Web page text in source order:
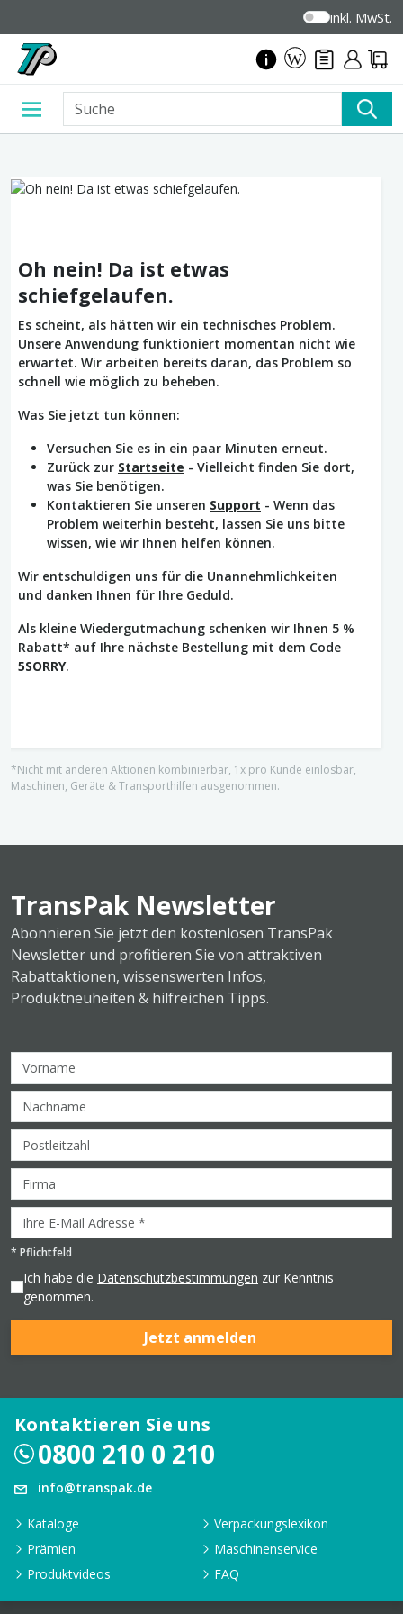
inkl. MwSt.
Oh nein! Da ist etwas
schiefgelaufen.
Es scheint, als hätten wir ein technisches Problem.
Unsere Anwendung funktioniert momentan nicht wie
erwartet. Wir arbeiten bereits daran, das Problem so
schnell wie möglich zu beheben.
Was Sie jetzt tun können:
Versuchen Sie es in ein paar Minuten erneut.
Zurück zur Startseite - Vielleicht finden Sie dort,
was Sie benötigen.
Kontaktieren Sie unseren Support - Wenn das
Problem weiterhin besteht, lassen Sie uns bitte
wissen, wie wir Ihnen helfen können.
Wir entschuldigen uns für die Unannehmlichkeiten
und danken Ihnen für Ihre Geduld.
Als kleine Wiedergutmachung schenken wir Ihnen 5 %
Rabatt* auf Ihre nächste Bestellung mit dem Code
5SORRY.
*Nicht mit anderen Aktionen kombinierbar, 1x pro Kunde einlösbar,
Maschinen, Geräte & Transporthilfen ausgenommen.
TransPak Newsletter
Abonnieren Sie jetzt den kostenlosen TransPak
Newsletter und profitieren Sie von attraktiven
Rabattaktionen, wissenswerten Infos,
Produktneuheiten & hilfreichen Tipps.
* Pflichtfeld
Ich habe die Datenschutzbestimmungen zur Kenntnis
genommen.
Jetzt anmelden
Kontaktieren Sie uns
0800 210 0 210
info@transpak.de
Kataloge
Verpackungslexikon
Prämien
Maschinenservice
Produktvideos
FAQ